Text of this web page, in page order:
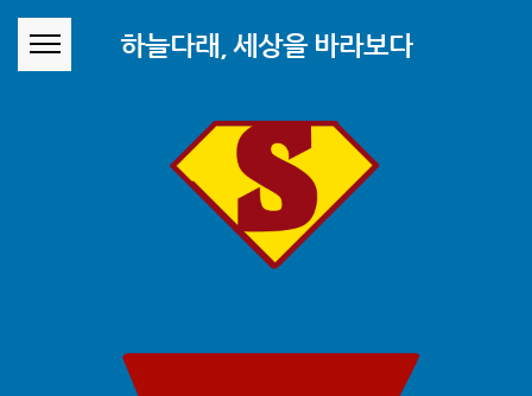
하늘다래, 세상을 바라보다